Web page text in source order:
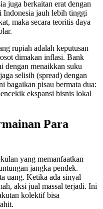
juga berkaitan erat dengan
jauh lebih tinggi
maka secara teoritis daya
rupiah adalah keputusan
dimakan inflasi. Bank
dengan menaikkan suku
selisih (spread) dengan
bagaikan pisau bermata dua:
ekspansi bisnis lokal
Para
yang memanfaatkan
jangka pendek.
uang. Ketika ada sinyal
aksi jual massal terjadi. Ini
kolektif bisa